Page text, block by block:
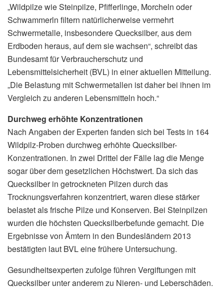
„Wildpilze wie Steinpilze, Pfifferlinge, Morcheln oder
Schwammerln filtern natürlicherweise vermehrt
Schwermetalle, insbesondere Quecksilber, aus dem
Erdboden heraus, auf dem sie wachsen“, schreibt das
Bundesamt für Verbraucherschutz und
Lebensmittelsicherheit (BVL) in einer aktuellen Mitteilung.
„Die Belastung mit Schwermetallen ist daher bei ihnen im
Vergleich zu anderen Lebensmitteln hoch.“
Durchweg erhöhte Konzentrationen
Nach Angaben der Experten fanden sich bei Tests in 164
Wildpilz-Proben durchweg erhöhte Quecksilber-
Konzentrationen. In zwei Drittel der Fälle lag die Menge
sogar über dem gesetzlichen Höchstwert. Da sich das
Quecksilber in getrockneten Pilzen durch das
Trocknungsverfahren konzentriert, waren diese stärker
belastet als frische Pilze und Konserven. Bei Steinpilzen
wurden die höchsten Quecksilberbefunde gemacht. Die
Ergebnisse von Ämtern in den Bundesländern 2013
bestätigten laut BVL eine frühere Untersuchung.
Gesundheitsexperten zufolge führen Vergiftungen mit
Quecksilber unter anderem zu Nieren- und Leberschäden.